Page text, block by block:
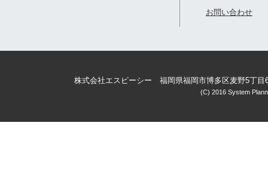
お問い合わせ
株式会社エスピーシー 福岡県福岡市博多区麦野5丁
(C) 2016 System